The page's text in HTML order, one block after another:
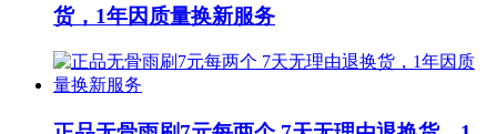
货，1年因质量换新服务